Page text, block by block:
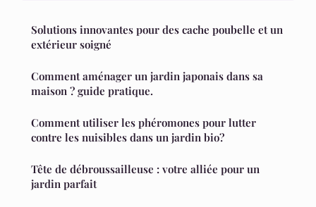
Solutions innovantes pour des cache poubelle et un
extérieur soigné
Comment aménager un jardin japonais dans sa
maison ? guide pratique.
Comment utiliser les phéromones pour lutter
contre les nuisibles dans un jardin bio?
Tête de débroussailleuse : votre alliée pour un
jardin parfait